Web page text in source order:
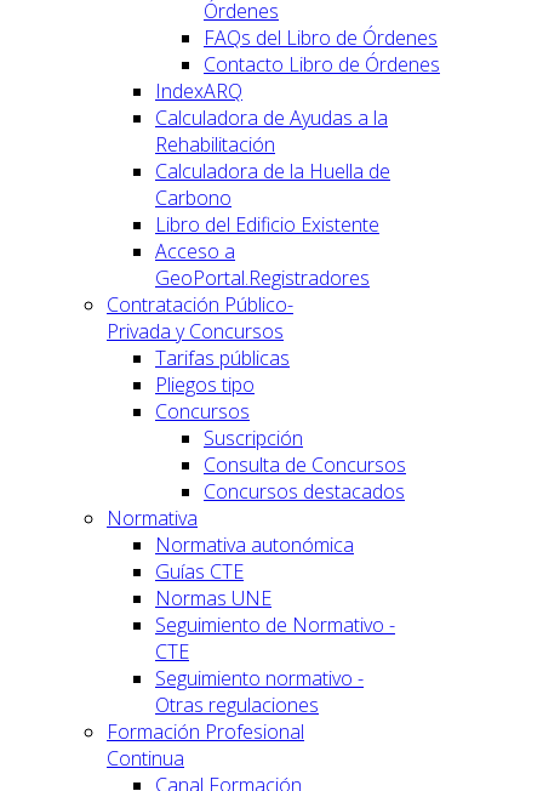
Órdenes
FAQs del Libro de Órdenes
Contacto Libro de Órdenes
IndexARQ
Calculadora de Ayudas a la
Rehabilitación
Calculadora de la Huella de
Carbono
Libro del Edificio Existente
Acceso a
GeoPortal.Registradores
Contratación Público-
Privada y Concursos
Tarifas públicas
Pliegos tipo
Concursos
Suscripción
Consulta de Concursos
Concursos destacados
Normativa
Normativa autonómica
Guías CTE
Normas UNE
Seguimiento de Normativo -
CTE
Seguimiento normativo -
Otras regulaciones
Formación Profesional
Continua
Canal Formación